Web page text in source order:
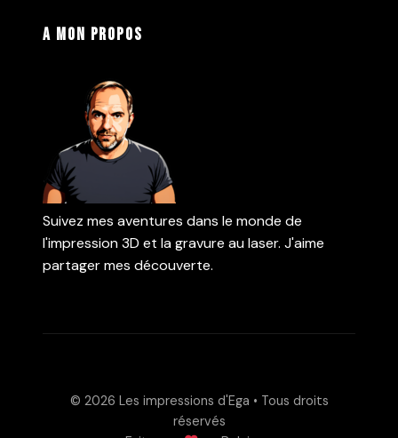
A mon propos
Suivez mes aventures dans le monde de
l'impression 3D et la gravure au laser. J'aime
partager mes découverte.
© 2026 Les impressions d'Ega • Tous droits
réservés